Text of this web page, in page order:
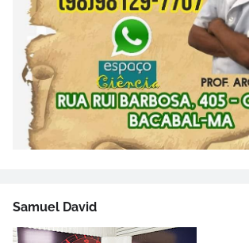
Samuel David